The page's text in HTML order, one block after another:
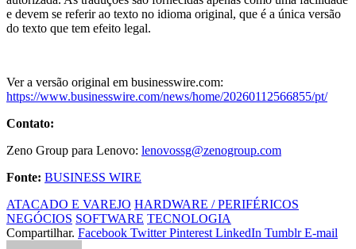
e devem se referir ao texto no idioma original, que é a única versão
do texto que tem efeito legal.
Ver a versão original em businesswire.com:
https://www.businesswire.com/news/home/20260112566855/pt/
Contato:
Zeno Group para Lenovo: lenovossg@zenogroup.com
Fonte: BUSINESS WIRE
ATACADO E VAREJO HARDWARE / PERIFÉRICOS
NEGÓCIOS SOFTWARE TECNOLOGIA
Compartilhar. Facebook Twitter Pinterest LinkedIn Tumblr E-mail